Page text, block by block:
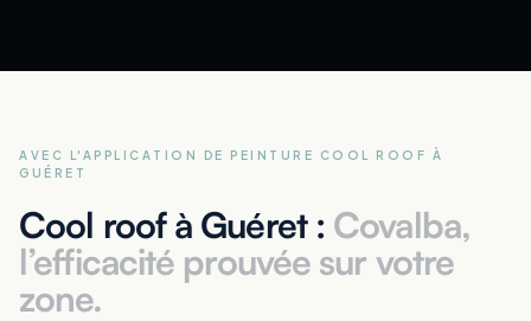
AVEC L'APPLICATION DE PEINTURE COOL ROOF À
GUÉRET
Cool roof à Guéret : Covalba,
l’efficacité prouvée sur votre
zone.